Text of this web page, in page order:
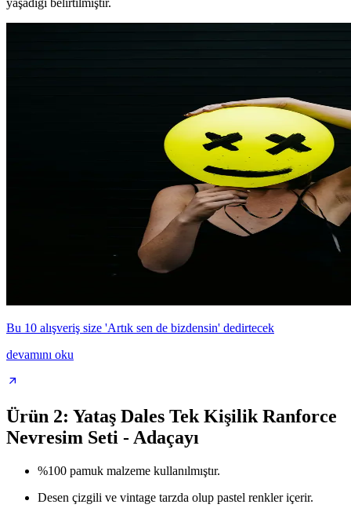
yaşadığı belirtilmiştir.
Bu 10 alışveriş size 'Artık sen de bizdensin' dedirtecek
devamını oku
Ürün 2: Yataş Dales Tek Kişilik Ranforce
Nevresim Seti - Adaçayı
%100 pamuk malzeme kullanılmıştır.
Desen çizgili ve vintage tarzda olup pastel renkler içerir.